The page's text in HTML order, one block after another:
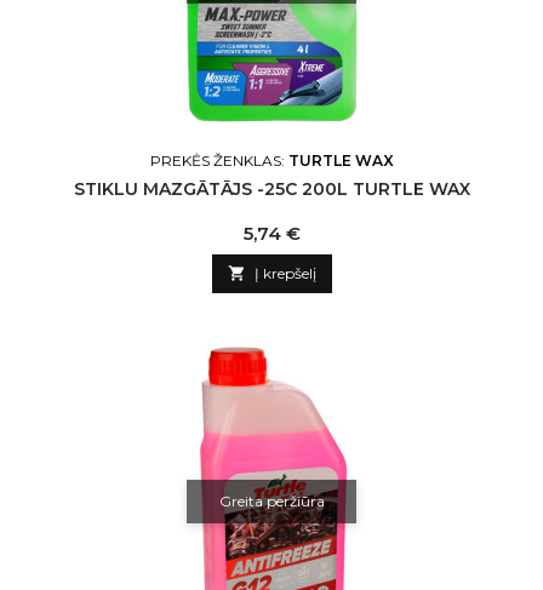
PREKĖS ŽENKLAS: TURTLE WAX
STIKLU MAZGĀTĀJS -25C 200L TURTLE WAX
Kaina
5,74 €
 Į krepšelį
Greita peržiūra